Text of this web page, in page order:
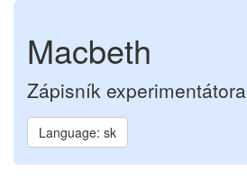
Macbeth
Zápisník experimentátora
Language: sk